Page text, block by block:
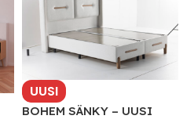
UUSI
BOHEM SÄNKY – UUSI